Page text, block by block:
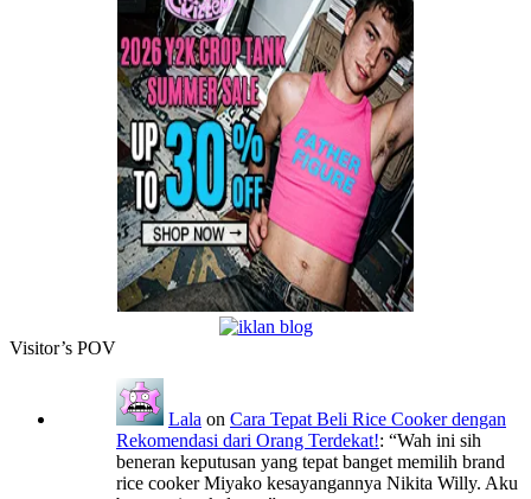
Visitor’s POV
Lala on Cara Tepat Beli Rice Cooker dengan
Rekomendasi dari Orang Terdekat!: “Wah ini sih
beneran keputusan yang tepat banget memilih brand
rice cooker Miyako kesayangannya Nikita Willy. Aku